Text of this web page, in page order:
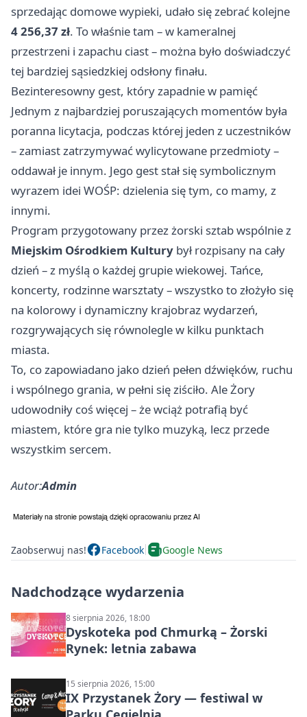
sprzedając domowe wypieki, udało się zebrać kolejne
4 256,37 zł. To właśnie tam – w kameralnej
przestrzeni i zapachu ciast – można było doświadczyć
tej bardziej sąsiedzkiej odsłony finału.
Bezinteresowny gest, który zapadnie w pamięć
Jednym z najbardziej poruszających momentów była
poranna licytacja, podczas której jeden z uczestników
– zamiast zatrzymywać wylicytowane przedmioty –
oddawał je innym. Jego gest stał się symbolicznym
wyrazem idei WOŚP: dzielenia się tym, co mamy, z
innymi.
Program przygotowany przez żorski sztab wspólnie z
Miejskim Ośrodkiem Kultury był rozpisany na cały
dzień – z myślą o każdej grupie wiekowej. Tańce,
koncerty, rodzinne warsztaty – wszystko to złożyło się
na kolorowy i dynamiczny krajobraz wydarzeń,
rozgrywających się równolegle w kilku punktach
miasta.
To, co zapowiadano jako dzień pełen dźwięków, ruchu
i wspólnego grania, w pełni się ziściło. Ale Żory
udowodniły coś więcej – że wciąż potrafią być
miastem, które gra nie tylko muzyką, lecz przede
wszystkim sercem.
Autor:Admin
Zaobserwuj nas! Facebook Google News
Nadchodzące wydarzenia
8 sierpnia 2026, 18:00
Dyskoteka pod Chmurką – Żorski
Rynek: letnia zabawa
15 sierpnia 2026, 15:00
IX Przystanek Żory — festiwal w